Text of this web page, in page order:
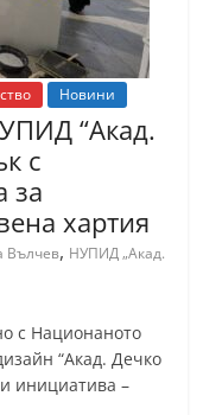
Новини
“Акад.
с
за
хартия
Вълчев, НУПИД „Акад.
с Национаното
“Акад. Дечко
инициатива –